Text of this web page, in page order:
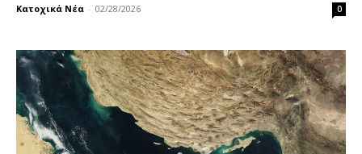
Κατοχικά Νέα - 02/28/2026 0